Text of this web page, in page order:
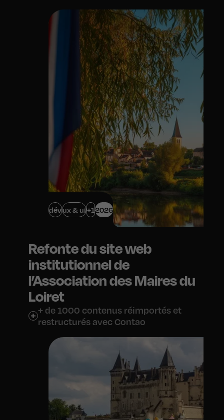
dévux & ui+12026
Refonte du site web
institutionnel de
l’Association des Maires du
Loiret
+ de 1000 contenus réimportés et
restructurés avec Contao